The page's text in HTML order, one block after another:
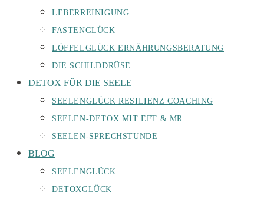
LEBERREINIGUNG
FASTENGLÜCK
LÖFFELGLÜCK ERNÄHRUNGSBERATUNG
DIE SCHILDDRÜSE
DETOX FÜR DIE SEELE
SEELENGLÜCK RESILIENZ COACHING
SEELEN-DETOX MIT EFT & MR
SEELEN-SPRECHSTUNDE
BLOG
SEELENGLÜCK
DETOXGLÜCK